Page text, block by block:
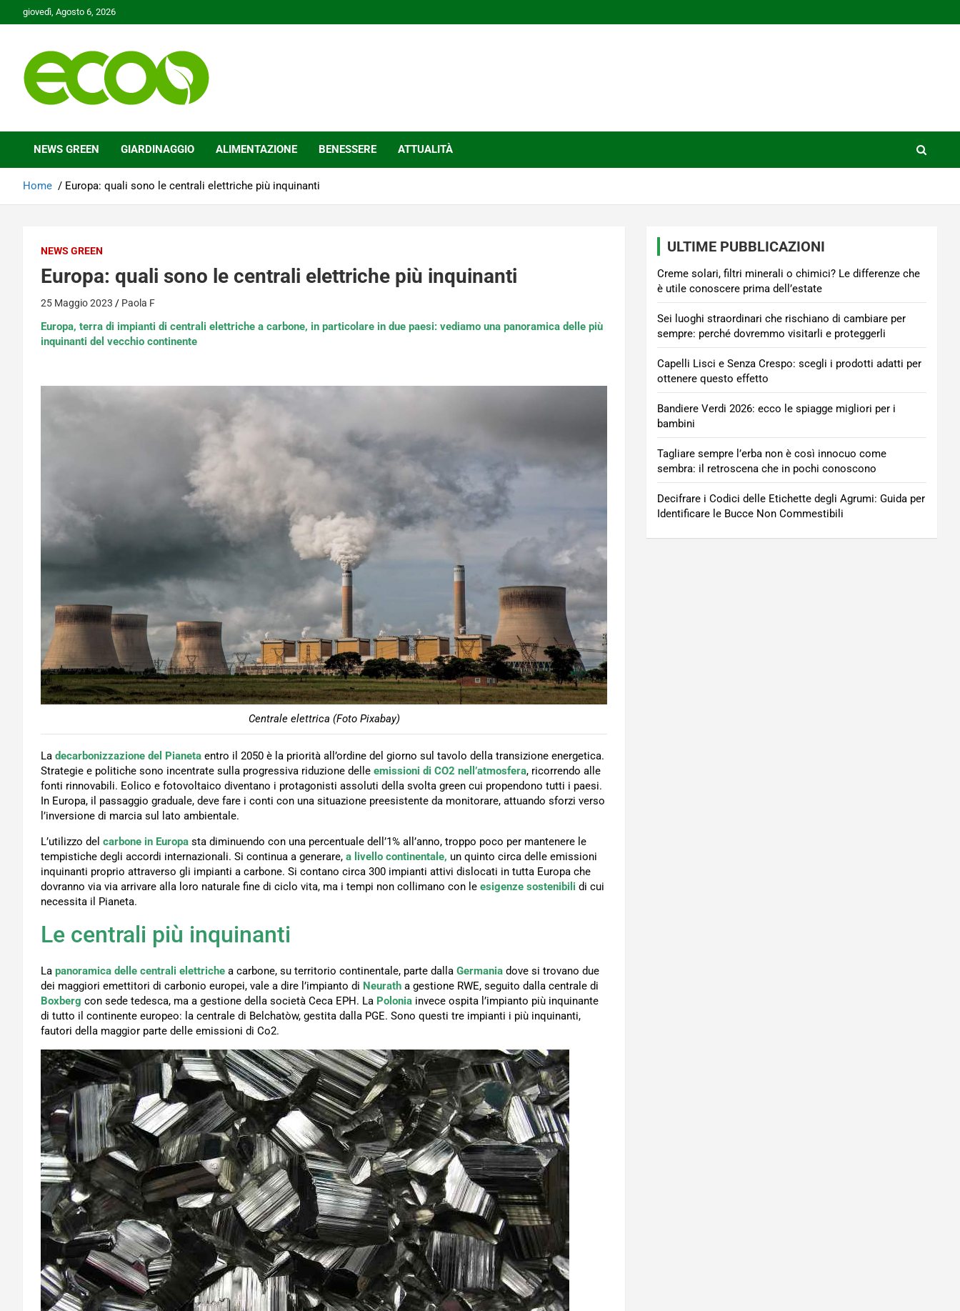
to
giovedì, Agosto 6, 2026
Ecoo.it
NEWS GREEN GIARDINAGGIO ALIMENTAZIONE BENESSERE ATTUALITÀ
Home Europa: quali sono le centrali elettriche più inquinanti
NEWS GREEN
Europa: quali sono le centrali elettriche più inquinanti
25 Maggio 2023 Paola F
Europa, terra di impianti di centrali elettriche a carbone, in particolare in due paesi: vediamo una panoramica delle più
inquinanti del vecchio continente
Centrale elettrica (Foto Pixabay)
La decarbonizzazione del Pianeta entro il 2050 è la priorità all’ordine del giorno sul tavolo della transizione energetica.
Strategie e politiche sono incentrate sulla progressiva riduzione delle emissioni di CO2 nell’atmosfera, ricorrendo alle
fonti rinnovabili. Eolico e fotovoltaico diventano i protagonisti assoluti della svolta green cui propendono tutti i paesi.
In Europa, il passaggio graduale, deve fare i conti con una situazione preesistente da monitorare, attuando sforzi verso
l’inversione di marcia sul lato ambientale.
L’utilizzo del carbone in Europa sta diminuendo con una percentuale dell’1% all’anno, troppo poco per mantenere le
tempistiche degli accordi internazionali. Si continua a generare, a livello continentale, un quinto circa delle emissioni
inquinanti proprio attraverso gli impianti a carbone. Si contano circa 300 impianti attivi dislocati in tutta Europa che
dovranno via via arrivare alla loro naturale fine di ciclo vita, ma i tempi non collimano con le esigenze sostenibili di cui
necessita il Pianeta.
Le centrali più inquinanti
La panoramica delle centrali elettriche a carbone, su territorio continentale, parte dalla Germania dove si trovano due
dei maggiori emettitori di carbonio europei, vale a dire l’impianto di Neurath a gestione RWE, seguito dalla centrale di
Boxberg con sede tedesca, ma a gestione della società Ceca EPH. La Polonia invece ospita l’impianto più inquinante
di tutto il continente europeo: la centrale di Belchatòw, gestita dalla PGE. Sono questi tre impianti i più inquinanti,
fautori della maggior parte delle emissioni di Co2.
ULTIME PUBBLICAZIONI
Creme solari, filtri minerali o chimici? Le differenze che
è utile conoscere prima dell’estate
Sei luoghi straordinari che rischiano di cambiare per
sempre: perché dovremmo visitarli e proteggerli
Capelli Lisci e Senza Crespo: scegli i prodotti adatti per
ottenere questo effetto
Bandiere Verdi 2026: ecco le spiagge migliori per i
bambini
Tagliare sempre l’erba non è così innocuo come
sembra: il retroscena che in pochi conoscono
Decifrare i Codici delle Etichette degli Agrumi: Guida per
Identificare le Bucce Non Commestibili